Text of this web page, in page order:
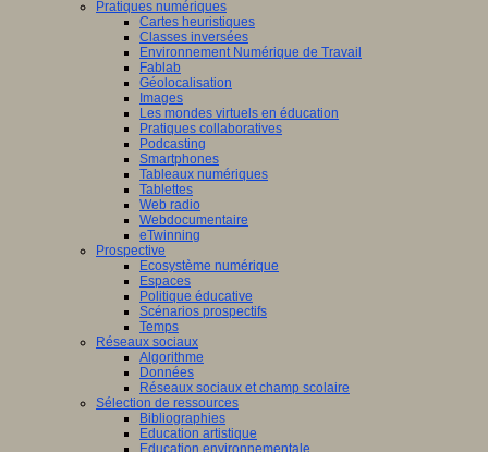
Pratiques numériques
Cartes heuristiques
Classes inversées
Environnement Numérique de Travail
Fablab
Géolocalisation
Images
Les mondes virtuels en éducation
Pratiques collaboratives
Podcasting
Smartphones
Tableaux numériques
Tablettes
Web radio
Webdocumentaire
eTwinning
Prospective
Ecosystème numérique
Espaces
Politique éducative
Scénarios prospectifs
Temps
Réseaux sociaux
Algorithme
Données
Réseaux sociaux et champ scolaire
Sélection de ressources
Bibliographies
Education artistique
Education environnementale